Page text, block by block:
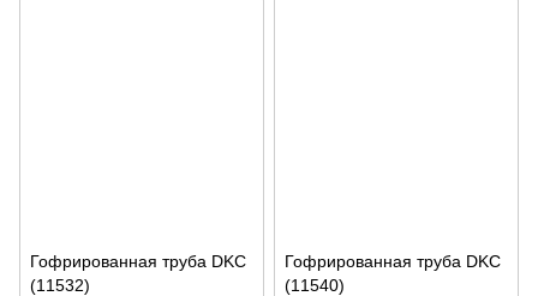
Гофрированная труба DKC
(11532)
Гофрированная труба DKC
(11540)